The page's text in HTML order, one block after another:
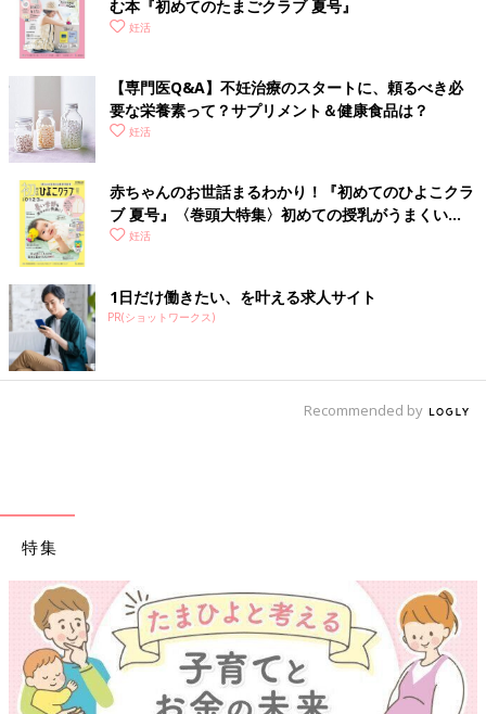
む本『初めてのたまごクラブ 夏号』
妊活
【専門医Q&A】不妊治療のスタートに、頼るべき必
要な栄養素って？サプリメント＆健康食品は？
妊活
赤ちゃんのお世話まるわかり！『初めてのひよこクラ
ブ 夏号』〈巻頭大特集〉初めての授乳がうまくい
く！ おっぱい・ミルクの基本と夏のトラブル 解決テ
妊活
1日だけ働きたい、を叶える求人サイト
PR(ショットワークス)
Recommended by
特集